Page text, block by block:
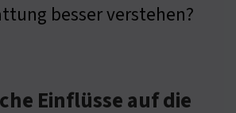
besser verstehen?
Einflüsse auf die